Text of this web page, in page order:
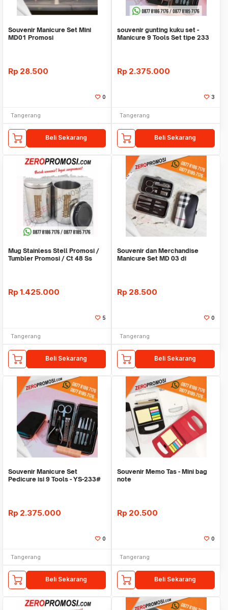
Souvenir Manicure Set Mini
MD01 Promosi
Rp 28.500
0
Tangerang
Beli Sekarang
souvenir gunting kuku set -
Manicure 9 Tools Set tipe 233
Rp 2.375.000
3
Tangerang
Beli Sekarang
Mug Stainless Stell Promosi /
Tumbler Promosi / Ct 48 Ss
Rp 1.425.000
5
Tangerang
Beli Sekarang
Souvenir dan Merchandise
Manicure Set MD 03 di
Rp 28.500
0
Tangerang
Beli Sekarang
Souvenir Manicure Set
Pedicure isi 9 Tools - YS-233#
Rp 2.375.000
0
Tangerang
Beli Sekarang
Souvenir Memo Tas - Mini bag
note
Rp 20.500
0
Tangerang
Beli Sekarang